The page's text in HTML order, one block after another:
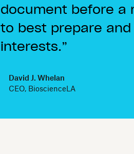
document before a
to best prepare
interests.
David J. Whelan
CEO, BioscienceLA